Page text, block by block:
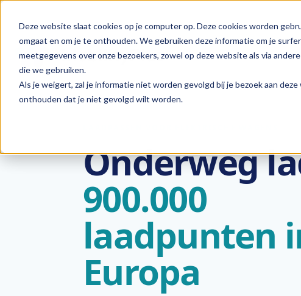
Deze website slaat cookies op je computer op. Deze cookies worden
omgaat en om je te onthouden. We gebruiken deze informatie om je
meetgegevens over onze bezoekers, zowel op deze website als via
die we gebruiken.
Als je weigert, zal je informatie niet worden gevolgd bij je bezoek aan
onthouden dat je niet gevolgd wilt worden.
Onderweg
900.000
laadpunten
Europa